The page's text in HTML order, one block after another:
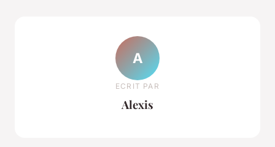
A
ECRIT PAR
Alexis